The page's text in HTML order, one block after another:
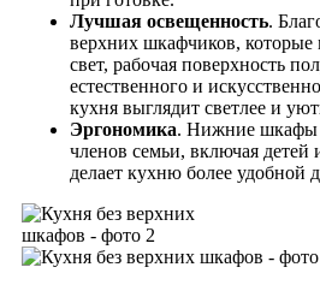
Лучшая освещенность.
верхних шкафчиков, которые
свет, рабочая поверхность
естественного и
кухня выглядит светлее и
Эргономика. Нижние шкафы
членов семьи, включая
делает кухню более удобной